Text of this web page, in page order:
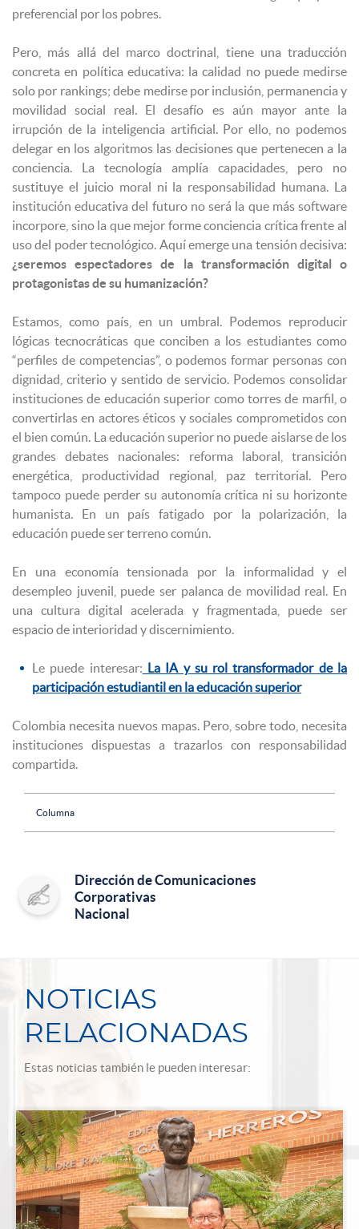
preferencial por los pobres.
Pero, más allá del marco doctrinal, tiene una traducción
concreta en política educativa: la calidad no puede medirse
solo por rankings; debe medirse por inclusión, permanencia y
movilidad social real. El desafío es aún mayor ante la
irrupción de la inteligencia artificial. Por ello, no podemos
delegar en los algoritmos las decisiones que pertenecen a la
conciencia. La tecnología amplía capacidades, pero no
sustituye el juicio moral ni la responsabilidad humana. La
institución educativa del futuro no será la que más software
incorpore, sino la que mejor forme conciencia crítica frente al
uso del poder tecnológico. Aquí emerge una tensión decisiva:
¿seremos espectadores de la transformación digital o
protagonistas de su humanización?
Estamos, como país, en un umbral. Podemos reproducir
lógicas tecnocráticas que conciben a los estudiantes como
“perfiles de competencias”, o podemos formar personas con
dignidad, criterio y sentido de servicio. Podemos consolidar
instituciones de educación superior como torres de marfil, o
convertirlas en actores éticos y sociales comprometidos con
el bien común. La educación superior no puede aislarse de los
grandes debates nacionales: reforma laboral, transición
energética, productividad regional, paz territorial. Pero
tampoco puede perder su autonomía crítica ni su horizonte
humanista. En un país fatigado por la polarización, la
educación puede ser terreno común.
En una economía tensionada por la informalidad y el
desempleo juvenil, puede ser palanca de movilidad real. En
una cultura digital acelerada y fragmentada, puede ser
espacio de interioridad y discernimiento.
Le puede interesar: La IA y su rol transformador de la
participación estudiantil en la educación superior
Colombia necesita nuevos mapas. Pero, sobre todo, necesita
instituciones dispuestas a trazarlos con responsabilidad
compartida.
Columna
Dirección de Comunicaciones
Corporativas
Nacional
NOTICIAS
RELACIONADAS
Estas noticias también le pueden interesar: